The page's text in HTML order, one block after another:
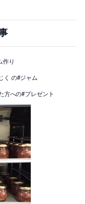
作り
く の#ジャム
方への#プレゼント